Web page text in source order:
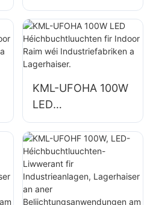
Héichbuchtluuchte
n fir Indoor Raim
wéi
Reparaturatelieren
KML-UFOHA 100W
LED
Héichbuchtluuchte
n fir Indoor Raim
wéi
Industriefabriken a
Lagerhaiser.